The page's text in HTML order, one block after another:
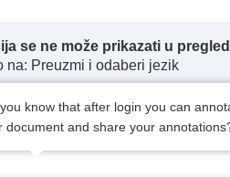
se ne može prikazati u
na: Preuzmi i odaberi jezik
know that after login you can
document and share your